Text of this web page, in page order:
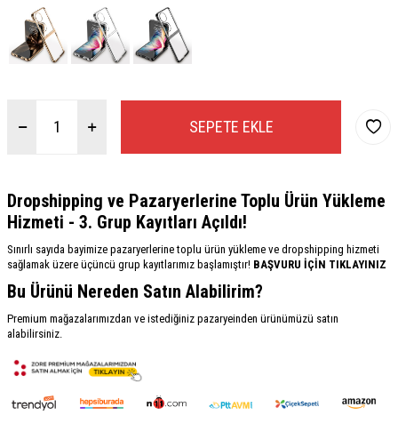
SEPETE EKLE
Dropshipping ve Pazaryerlerine Toplu Ürün Yükleme
Hizmeti - 3. Grup Kayıtları Açıldı!
Sınırlı sayıda bayimize pazaryerlerine toplu ürün yükleme ve dropshipping hizmeti
sağlamak üzere üçüncü grup kayıtlarımız başlamıştır! BAŞVURU İÇİN TIKLAYINIZ
Bu Ürünü Nereden Satın Alabilirim?
Premium mağazalarımızdan ve istediğiniz pazaryeinden ürünümüzü satın
alabilirsiniz.